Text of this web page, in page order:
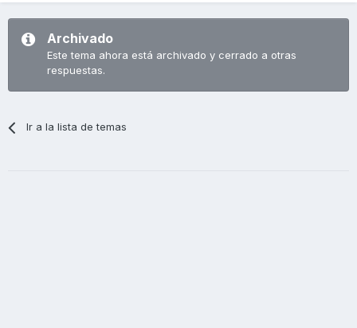
Archivado
Este tema ahora está archivado y cerrado a otras
respuestas.
Ir a la lista de temas